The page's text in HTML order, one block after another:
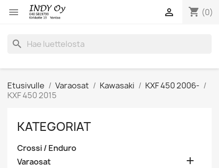
 shopping_cart (0)

search
Etusivulle Varaosat Kawasaki
KXF 450 2006-
KXF 450 2015
KATEGORIAT
Crossi / Enduro
Varaosat
